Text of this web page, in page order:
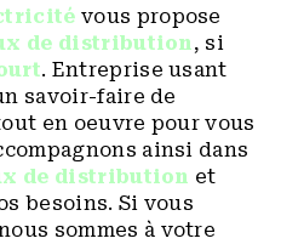
vous propose
de distribution, si
. Entreprise usant
savoir-faire de
en oeuvre pour vous
ainsi dans
de distribution et
besoins. Si vous
sommes à votre